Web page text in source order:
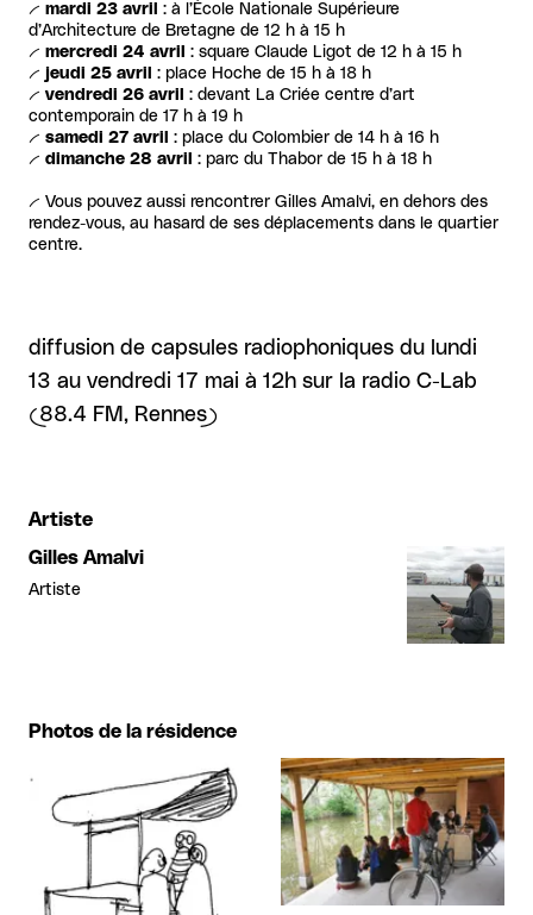
-- mardi 23 avril
: à l’École Nationale Supérieure
d’Architecture de Bretagne de 12 h à 15 h
-- mercredi 24 avril
: square Claude Ligot de 12 h à 15 h
-- jeudi 25 avril
: place Hoche de 15 h à 18 h
-- vendredi 26 avril
: devant La Criée centre d’art
contemporain de 17 h à 19 h
-- samedi 27 avril
: place du Colombier de 14 h à 16 h
-- dimanche 28 avril : parc du Thabor de 15 h à 18 h
-- Vous pouvez aussi rencontrer Gilles Amalvi, en dehors des
rendez-vous, au hasard de ses déplacements dans le quartier
centre.
diffusion de capsules radiophoniques du lundi
13 au vendredi 17 mai à 12h sur la radio C-Lab
(88.4 FM, Rennes)
Artiste
Gilles Amalvi
Artiste
Photos de la résidence
Agrandir Agrandir